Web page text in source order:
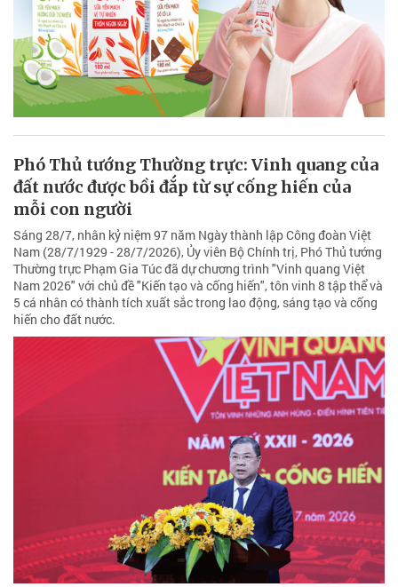
Phó Thủ tướng Thường trực: Vinh quang của
đất nước được bồi đắp từ sự cống hiến của
mỗi con người
Sáng 28/7, nhân kỷ niệm 97 năm Ngày thành lập Công đoàn Việt
Nam (28/7/1929 - 28/7/2026), Ủy viên Bộ Chính trị, Phó Thủ tướng
Thường trực Phạm Gia Túc đã dự chương trình "Vinh quang Việt
Nam 2026" với chủ đề "Kiến tạo và cống hiến", tôn vinh 8 tập thể và
5 cá nhân có thành tích xuất sắc trong lao động, sáng tạo và cống
hiến cho đất nước.